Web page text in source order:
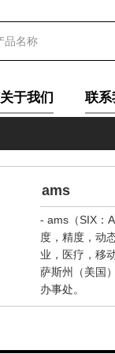
关于我们 联系
ams
- ams（SIX：
度，精度，动
业，医疗，移
萨斯州（美国
办事处。